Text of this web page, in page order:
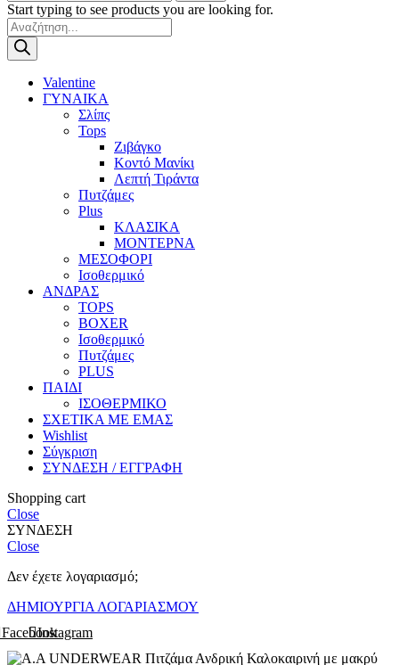
Start typing to see products you are looking for.
Products
search
Valentine
ΓΥΝΑΙΚΑ
Σλίπς
Tops
Ζιβάγκο
Κοντό Μανίκι
Λεπτή Τιράντα
Πυτζάμες
Plus
ΚΛΑΣΙΚΑ
ΜΟΝΤΕΡΝΑ
ΜΕΣΟΦΟΡΙ
Ισοθερμικό
ΑΝΔΡΑΣ
TOPS
BOXER
Ισοθερμικό
Πυτζάμες
PLUS
ΠΑΙΔΙ
ΙΣΟΘΕΡΜΙΚΟ
ΣΧΕΤΙΚΑ ΜΕ ΕΜΑΣ
Wishlist
Σύγκριση
ΣΥΝΔΕΣΗ / ΕΓΓΡΑΦΗ
Shopping cart
Close
ΣΥΝΔΕΣΗ
Close
Δεν έχετε λογαριασμό;
ΔΗΜΙΟΥΡΓΙΑ ΛΟΓΑΡΙΑΣΜΟΥ
FacebookInstagram